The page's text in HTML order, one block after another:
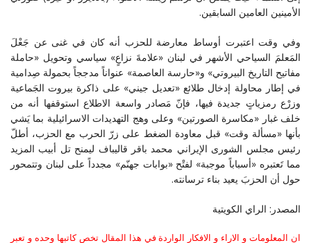
الأمينين العامين السابقين.
وفي وقت اعتبرت أوساط معارضة للحزب أنه كان في غنى عن جَعْلَ
المَعلمَ السياحي الأشهر في لبنان «علامةَ نزاعٍ» سياسي وتحويل «حاملة
مفاتيح التاريخ البيروتي» و«حارسة العاصمة» عنواناً مدججاً بحمولة صِدامية
في إطار محاولة إدخال طلائع «تعديل جيني» على ذاكرة بيروت الجَماعية
وزرْع رمزياتٍ جديدة فيها، فإنّ مَصادر واسعة الاطلاع استوقفها أنه من
خلف غبار «مكاسرة الصورتين» وعلى وهج التهديدات الاسرائيلية بما يَشي
بأنها «مسألة وقت» قبل معاودة الضغط على زرّ الحرب مع الحزب، أطلّ
رئيس مجلس الشورى الإيراني محمد باقر قاليباف ليمنح تل أبيب المزيد
مما تَعتبره «أسباباً موجبة» لفتْح «بوابات جهنّم» مجدداً على لبنان وتتمحور
حول أن الحزبَ يعيد بناء ترسانته.
المصدر: الراي الكويتية
ان المعلومات و الاراء و الافكار الواردة في هذا المقال تخص كاتبها وحده و تعبر